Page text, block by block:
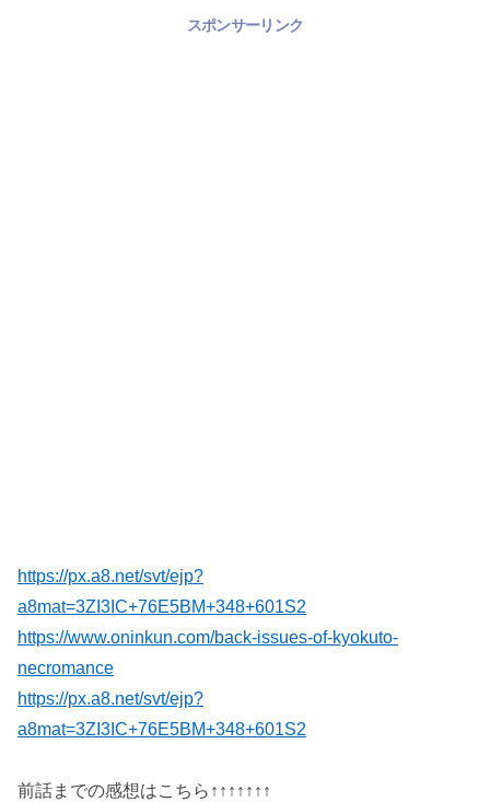
スポンサーリンク
https://px.a8.net/svt/ejp?
a8mat=3ZI3IC+76E5BM+348+601S2
https://www.oninkun.com/back-issues-of-kyokuto-
necromance
https://px.a8.net/svt/ejp?
a8mat=3ZI3IC+76E5BM+348+601S2
前話までの感想はこちら↑↑↑↑↑↑↑